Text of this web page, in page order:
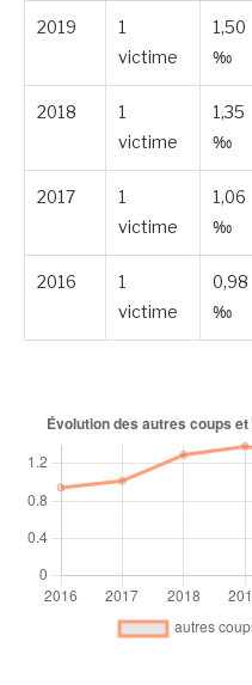
2019
1
victime
1,50
‰
2018
1
victime
1,35
‰
2017
1
victime
1,06
‰
2016
1
victime
0,98
‰